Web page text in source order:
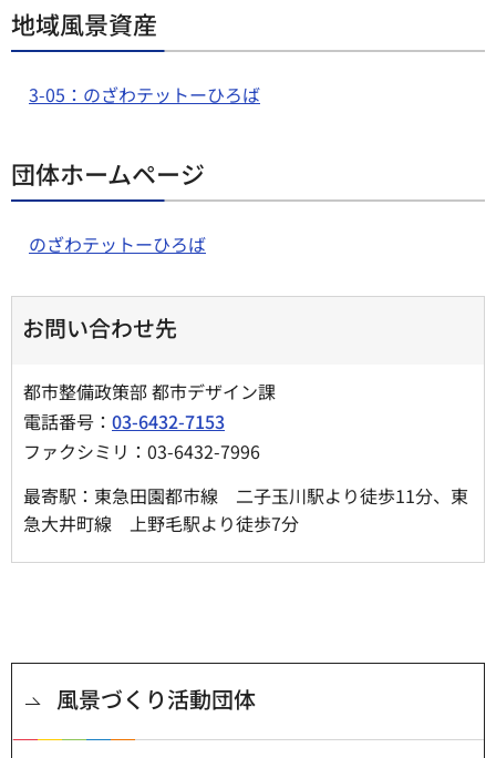
地域風景資産
3-05：のざわテットーひろば
団体ホームページ
のざわテットーひろば
お問い合わせ先
都市整備政策部 都市デザイン課
電話番号： 03-6432-7153
ファクシミリ：03-6432-7996
最寄駅：東急田園都市線 二子玉川駅より徒歩11分、東
急大井町線 上野毛駅より徒歩7分
風景づくり活動団体